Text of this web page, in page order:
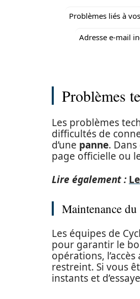
Problèmes liés à
Adresse e-mail
Problèmes
Les problèmes
difficultés de
d’une panne.
page officielle ou
Lire également :
Maintenance
Les équipes de
pour garantir le
opérations,
restreint. Si vous
instants et